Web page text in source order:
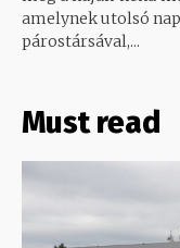
amelynek utolsó
párostársával,...
Must read